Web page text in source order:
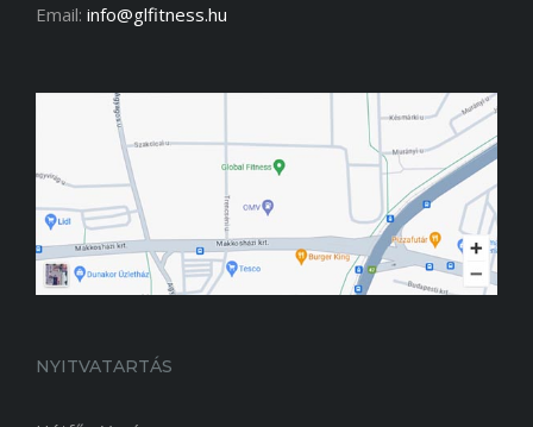
Email: info@glfitness.hu
NYITVATARTÁS